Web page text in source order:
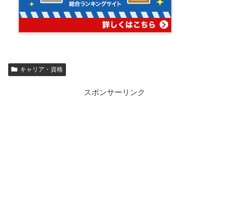
キャリア・資格
スポンサーリンク